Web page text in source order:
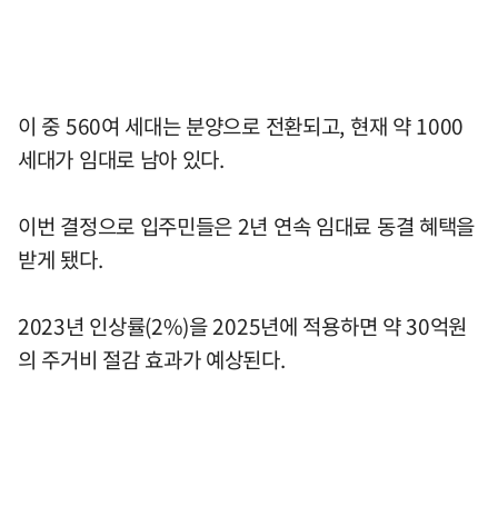
이 중 560여 세대는 분양으로 전환되고, 현재 약 1000
세대가 임대로 남아 있다.
이번 결정으로 입주민들은 2년 연속 임대료 동결 혜택을
받게 됐다.
2023년 인상률(2%)을 2025년에 적용하면 약 30억원
의 주거비 절감 효과가 예상된다.